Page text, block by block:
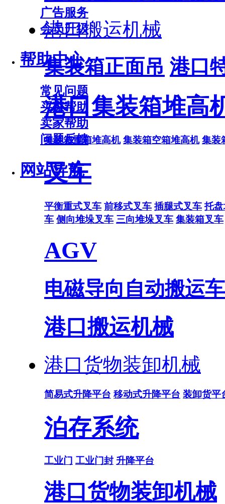
广告服务
会员升级
帮助中心
常见问题
买家帮助
卖家帮助
问题反馈
网站导航
港口搬运机械
集装箱正面吊 港口
港口集装箱堆高
集装箱重箱堆高机 集装箱空箱堆高机 集装
叉车
平衡重式叉车 前移式叉车 插腿式叉车 托
车 侧向堆垛叉车 三向堆垛叉车 集装箱叉车
AGV
电磁导向自动搬运车
港口搬运机械
港口货物装卸机械
简易式升降平台 移动式升降平台 装卸货平
泊存系统
工业门 工业门封 升降平台
港口货物装卸机械